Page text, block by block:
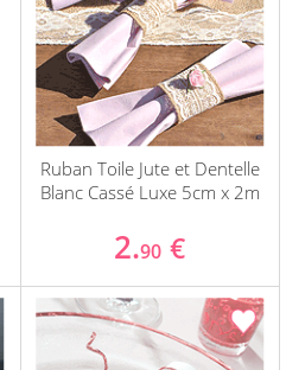
Ruban Toile Jute et Dentelle
Blanc Cassé Luxe 5cm x 2m
2.90 €